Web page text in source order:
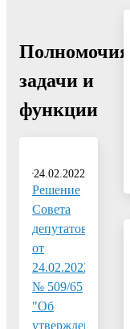
Полномочия,
задачи и
функции
24.02.2022
Решение
Совета
депутатов
от
24.02.2022
№ 509/65
"Об
утверждении